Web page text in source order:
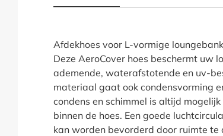
Afdekhoes voor L-vormige
Deze AeroCover hoes beschermt uw
ademende, waterafstotende en uv-
materiaal gaat ook condensvorming
condens en schimmel is altijd
binnen de hoes. Een goede
kan worden bevorderd door ruimte te